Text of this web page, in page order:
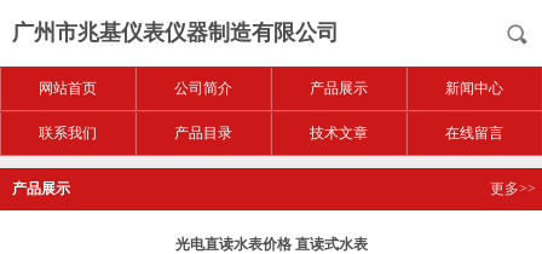
广州市兆基仪表仪器制造有限公司
网站首页 公司简介 产品展示 新闻中心
联系我们 产品目录 技术文章 在线留言
产品展示 更多>>
光电直读水表价格 直读式水表